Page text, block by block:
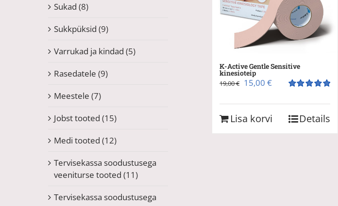
K-Active Gentle Sensitive
kinesioteip
5.00/ 5
19,00€ Algne
oli:
19,00 €.
15,00€Praegune
on:
15,00 €.
Lisa korvi Details
Sukad (8)
Sukkpüksid (9)
Varrukad ja kindad (5)
Rasedatele (9)
Meestele (7)
Jobst tooted (15)
Medi tooted (12)
Tervisekassa soodustusega
veeniturse tooted (11)
Tervisekassa soodustusega